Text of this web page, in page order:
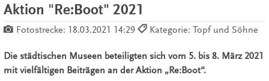
Aktion "Re:Boot" 2021
Fotostrecke: 18.03.2021 14:29 Kategorie: Topf und Söhne
Die städtischen Museen beteiligten sich vom 5. bis 8. März 2021
mit vielfältigen Beiträgen an der Aktion „Re:Boot“.